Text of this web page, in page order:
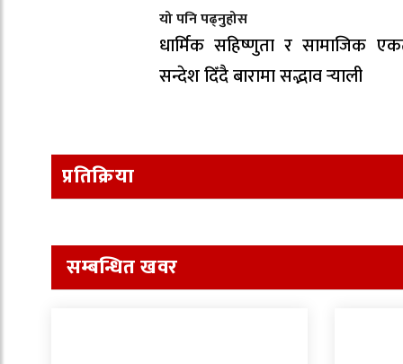
यो पनि पढ्नुहोस
धार्मिक सहिष्णुता र सामाजिक
सन्देश दिँदै बारामा सद्भाव र्‍याली
प्रतिक्रिया
सम्बन्धित खवर